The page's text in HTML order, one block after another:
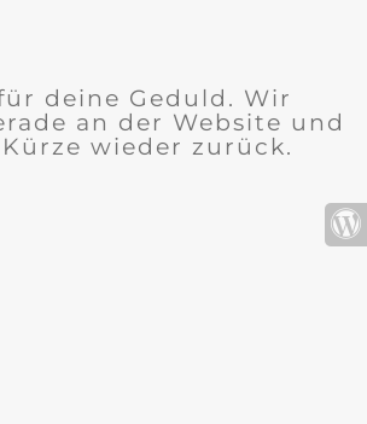
deine Geduld. Wir
an der Website und
wieder zurück.